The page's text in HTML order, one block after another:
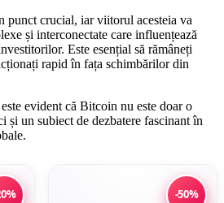
punct crucial, iar viitorul acesteia va
și interconectate care influențează
Este esențial să rămâneți
rapid în fața schimbărilor din
evident că Bitcoin nu este doar o
și un subiect de dezbatere fascinant în
-50%